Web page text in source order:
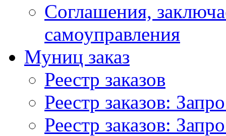
Соглашения,
самоуправления
Муниц заказ
Реестр заказов
Реестр заказов:
Реестр заказов: